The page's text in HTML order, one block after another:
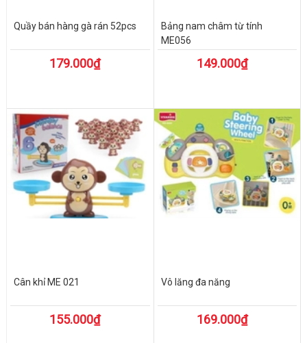
Quầy bán hàng gà rán 52pcs
179.000₫
Bảng nam châm từ tính
ME056
149.000₫
Cân khỉ ME 021
155.000₫
Vô lăng đa năng
169.000₫